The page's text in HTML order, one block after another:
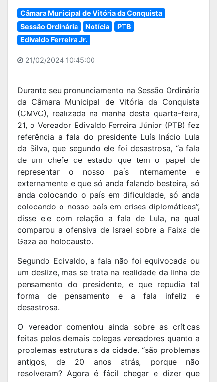
Câmara Municipal de Vitória da Conquista
Sessão Ordinária
Notícia
PTB
Edivaldo Ferreira Jr.
21/02/2024 10:45:00
Durante seu pronunciamento na Sessão Ordinária
da Câmara Municipal de Vitória da Conquista
(CMVC), realizada na manhã desta quarta-feira,
21, o Vereador Edivaldo Ferreira Júnior (PTB) fez
referência a fala do presidente Luís Inácio Lula
da Silva, que segundo ele foi desastrosa, “a fala
de um chefe de estado que tem o papel de
representar o nosso país internamente e
externamente e que só anda falando besteira, só
anda colocando o país em dificuldade, só anda
colocando o nosso país em crises diplomáticas”,
disse ele com relação a fala de Lula, na qual
comparou a ofensiva de Israel sobre a Faixa de
Gaza ao holocausto.
Segundo Edivaldo, a fala não foi equivocada ou
um deslize, mas se trata na realidade da linha de
pensamento do presidente, e que repudia tal
forma de pensamento e a fala infeliz e
desastrosa.
O vereador comentou ainda sobre as críticas
feitas pelos demais colegas vereadores quanto a
problemas estruturais da cidade. “são problemas
antigos, de 20 anos atrás, porque não
resolveram? Agora é fácil chegar e dizer que